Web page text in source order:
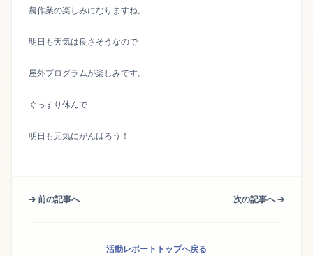
農作業の楽しみになりますね。
明日も天気は良さそうなので
屋外プログラムが楽しみです。
ぐっすり休んで
明日も元気にがんばろう！
➔ 前の記事へ 次の記事へ ➔
活動レポートトップへ戻る